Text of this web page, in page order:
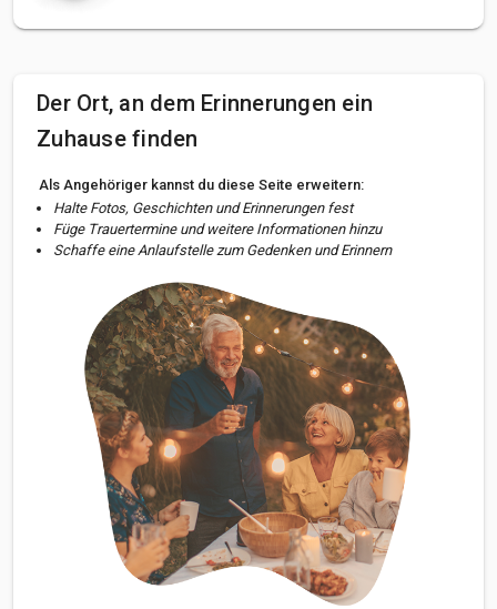
Der Ort, an dem Erinnerungen ein
Zuhause finden
Als Angehöriger kannst du diese Seite erweitern:
Halte Fotos, Geschichten und Erinnerungen fest
Füge Trauertermine und weitere Informationen hinzu
Schaffe eine Anlaufstelle zum Gedenken und Erinnern